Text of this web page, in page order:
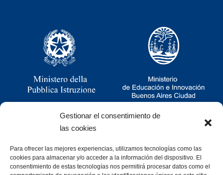
Gestionar el consentimiento de
las cookies
Para ofrecer las mejores experiencias, utilizamos tecnologías como las
cookies para almacenar y/o acceder a la información del dispositivo. El
consentimiento de estas tecnologías nos permitirá procesar datos como el
Ramsay 2251, CABA, Argentina
011 4781-0060